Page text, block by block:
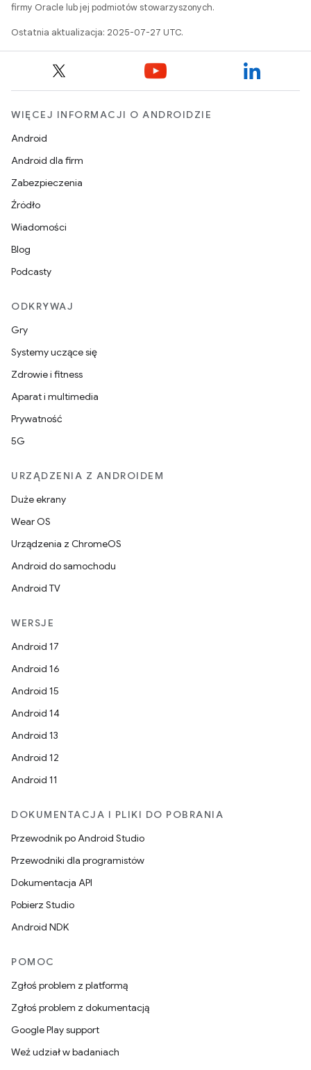
firmy Oracle lub jej podmiotów stowarzyszonych.
Ostatnia aktualizacja: 2025-07-27 UTC.
WIĘCEJ INFORMACJI O ANDROIDZIE
Android
Android dla firm
Zabezpieczenia
Źródło
Wiadomości
Blog
Podcasty
ODKRYWAJ
Gry
Systemy uczące się
Zdrowie i fitness
Aparat i multimedia
Prywatność
5G
URZĄDZENIA Z ANDROIDEM
Duże ekrany
Wear OS
Urządzenia z ChromeOS
Android do samochodu
Android TV
WERSJE
Android 17
Android 16
Android 15
Android 14
Android 13
Android 12
Android 11
DOKUMENTACJA I PLIKI DO POBRANIA
Przewodnik po Android Studio
Przewodniki dla programistów
Dokumentacja API
Pobierz Studio
Android NDK
POMOC
Zgłoś problem z platformą
Zgłoś problem z dokumentacją
Google Play support
Weź udział w badaniach